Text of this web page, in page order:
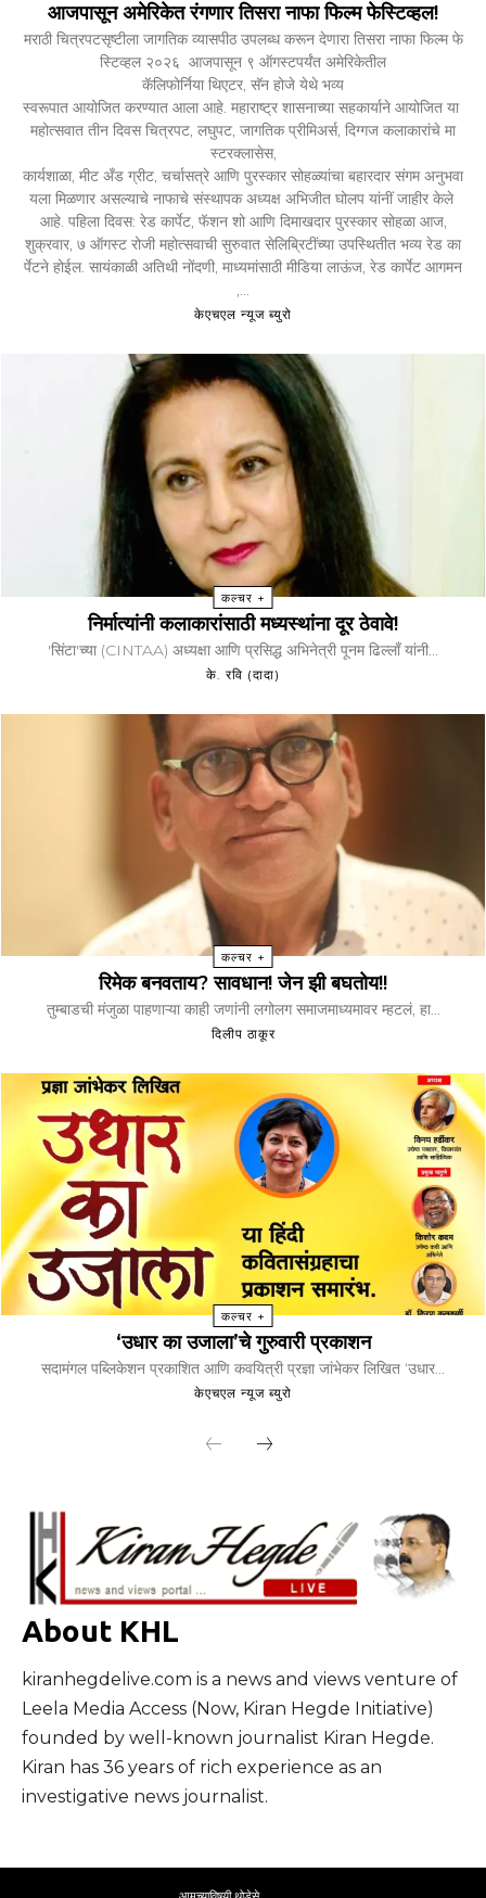
आजपासून अमेरिकेत रंगणार तिसरा नाफा फिल्म फेस्टिव्हल!
मराठी चित्रपटसृष्टीला जागतिक व्यासपीठ उपलब्ध करून देणारा तिसरा नाफा फिल्म फे
स्टिव्हल २०२६ आजपासून ९ ऑगस्टपर्यंत अमेरिकेतील
कॅलिफोर्निया थिएटर, सॅन होजे येथे भव्य
स्वरूपात आयोजित करण्यात आला आहे. महाराष्ट्र शासनाच्या सहकार्याने आयोजित या
महोत्सवात तीन दिवस चित्रपट, लघुपट, जागतिक प्रीमिअर्स, दिग्गज कलाकारांचे मा
स्टरक्लासेस,
कार्यशाळा, मीट अँड ग्रीट, चर्चासत्रे आणि पुरस्कार सोहळ्यांचा बहारदार संगम अनुभवा
यला मिळणार असल्याचे नाफाचे संस्थापक अध्यक्ष अभिजीत घोलप यांनीं जाहीर केले
आहे. पहिला दिवस: रेड कार्पेट, फॅशन शो आणि दिमाखदार पुरस्कार सोहळा आज,
शुक्रवार, ७ ऑगस्ट रोजी महोत्सवाची सुरुवात सेलिब्रिटींच्या उपस्थितीत भव्य रेड का
र्पेटने होईल. सायंकाळी अतिथी नोंदणी, माध्यमांसाठी मीडिया लाऊंज, रेड कार्पेट आगमन
,...
केएचएल न्यूज ब्युरो
कल्चर +
निर्मात्यांनी कलाकारांसाठी मध्यस्थांना दूर ठेवावे!
'सिंटा'च्या (CINTAA) अध्यक्षा आणि प्रसिद्ध अभिनेत्री पूनम ढिल्लाँ यांनी...
के. रवि (दादा)
कल्चर +
रिमेक बनवताय? सावधान! जेन झी बघतोय!!
तुम्बाडची मंजुळा पाहणाऱ्या काही जणांनी लगोलग समाजमाध्यमावर म्हटलं, हा...
दिलीप ठाकूर
कल्चर +
‘उधार का उजाला’चे गुरुवारी प्रकाशन
सदामंगल पब्लिकेशन प्रकाशित आणि कवयित्री प्रज्ञा जांभेकर लिखित ‘उधार...
केएचएल न्यूज ब्युरो
About KHL
kiranhegdelive.com is a news and views venture of
Leela Media Access (Now, Kiran Hegde Initiative)
founded by well-known journalist Kiran Hegde.
Kiran has 36 years of rich experience as an
investigative news journalist.